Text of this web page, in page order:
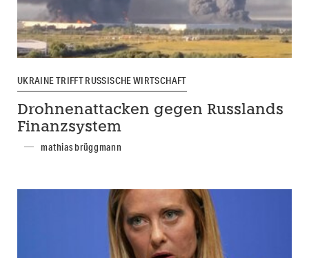
UKRAINE TRIFFT RUSSISCHE WIRTSCHAFT
Drohnenattacken gegen Russlands
Finanzsystem
mathias brüggmann